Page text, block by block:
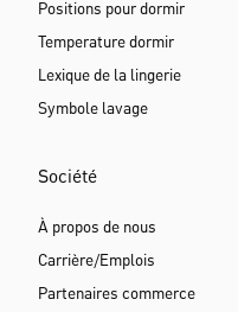
Positions pour dormir
Temperature dormir
Lexique de la lingerie
Symbole lavage
Société
À propos de nous
Carrière/Emplois
Partenaires commerce